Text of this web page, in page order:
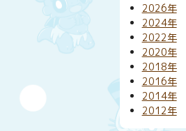
2026年
2024年
2022年
2020年
2018年
2016年
2014年
2012年